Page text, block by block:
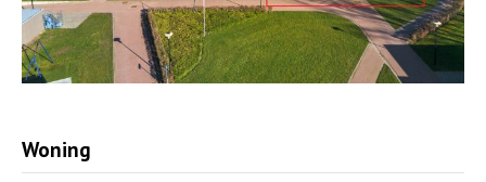
Woning